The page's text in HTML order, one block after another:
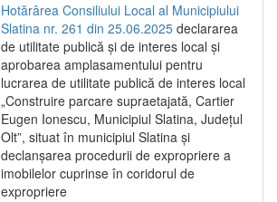
Hotărârea Consiliului Local al Municipiului
Slatina nr. 261 din 25.06.2025 declararea
de utilitate publică și de interes local și
aprobarea amplasamentului pentru
lucrarea de utilitate publică de interes local
„Construire parcare supraetajată, Cartier
Eugen Ionescu, Municipiul Slatina, Județul
Olt”, situat în municipiul Slatina și
declanșarea procedurii de expropriere a
imobilelor cuprinse în coridorul de
expropriere